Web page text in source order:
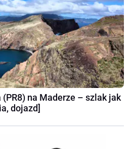
(PR8) na Maderze – szlak jak
dojazd]